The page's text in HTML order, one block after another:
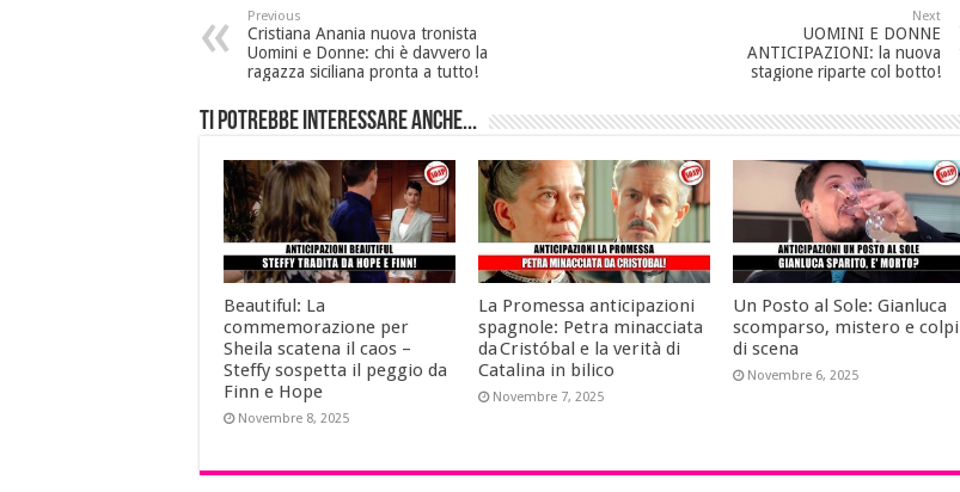
Previous
Cristiana Anania nuova tronista
Uomini e Donne: chi è davvero la
ragazza siciliana pronta a tutto!
Next
UOMINI E DONNE
ANTICIPAZIONI: la nuova
stagione riparte col botto!
Ti potrebbe interessare anche...
Beautiful: La
commemorazione per
Sheila scatena il caos –
Steffy sospetta il peggio da
Finn e Hope
Novembre 8, 2025
La Promessa anticipazioni
spagnole: Petra minacciata
da Cristóbal e la verità di
Catalina in bilico
Novembre 7, 2025
Un Posto al Sole: Gianluca
scomparso, mistero e colpi
di scena
Novembre 6, 2025